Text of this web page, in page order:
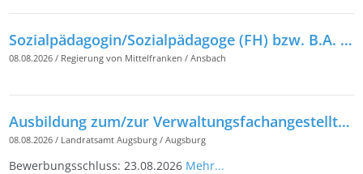
Sozialpädagogin/Sozialpädagoge (FH) bzw. B.A. in Sozialer Arbeit (m/w/d) für das Staatliche Gesundheitsamt am Landratsamt Fürth
08.08.2026 / Regierung von Mittelfranken /Ansbach
Ausbildung zum/zur Verwaltungsfachangestellten (m/w/d)
08.08.2026 / Landratsamt Augsburg /Augsburg
Bewerbungsschluss: 23.08.2026 Mehr...